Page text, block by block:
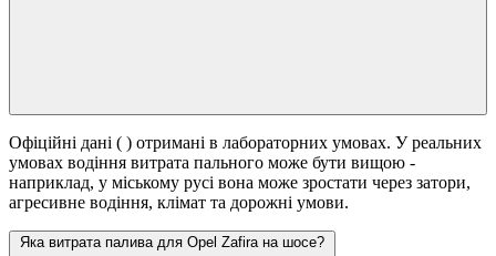
Офіційні дані ( ) отримані в лабораторних умовах. У реальних
умовах водіння витрата пального може бути вищою -
наприклад, у міському русі вона може зростати через затори,
агресивне водіння, клімат та дорожні умови.
Яка витрата палива для Opel Zafira на шосе?